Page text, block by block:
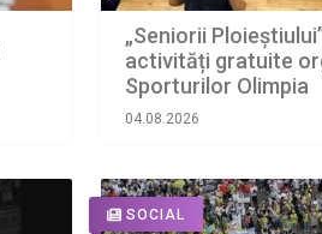
„Seniorii
activități gratuite
Sporturilor Olimpia
04.08.2026
SOCIAL